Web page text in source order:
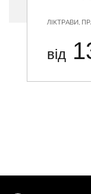
ЛІКТРАВИ,
від